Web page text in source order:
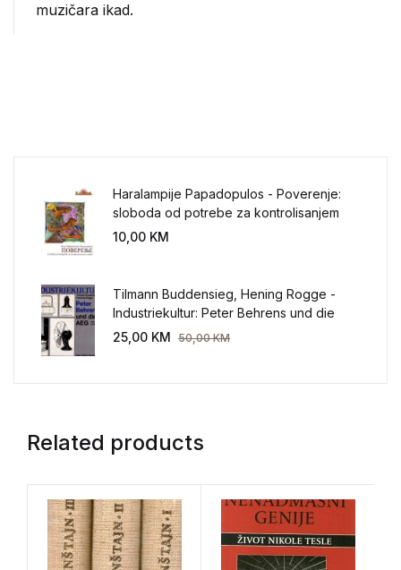
muzičara ikad.
Haralampije Papadopulos - Poverenje:
sloboda od potrebe za kontrolisanjem
sveta
10,00 KM
Tilmann Buddensieg, Hening Rogge -
Industriekultur: Peter Behrens und die
AEG 1907-1914.
25,00 KM 50,00KM
Related products